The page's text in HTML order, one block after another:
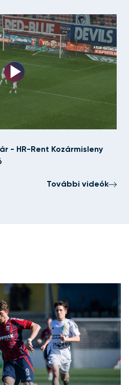
- HR-Rent Kozármisleny
További videók